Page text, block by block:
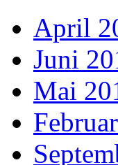
April
Juni
Mai